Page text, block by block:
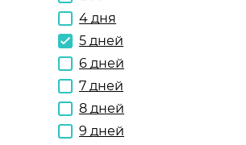
4 дня
5 дней
6 дней
7 дней
8 дней
9 дней